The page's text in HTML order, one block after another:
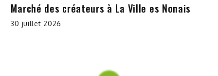
Marché des créateurs à La Ville es Nonais
30 juillet 2026